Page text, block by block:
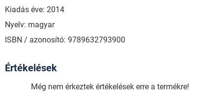
Kiadás éve: 2014
Nyelv: magyar
ISBN / azonosító: 9789632793900
Értékelések
Még nem érkeztek értékelések erre a termékre!